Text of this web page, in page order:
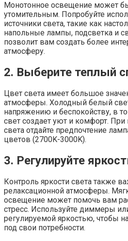
Монотонное освещение может
утомительным. Попробуйте
источники света, такие как
напольные лампы, подсветка и
позволит вам создать более
атмосферу.
2. Выберите теплый
Цвет света имеет большое
атмосферы. Холодный белый
напряжению и беспокойству, в
свет создает уют и комфорт.
света отдайте предпочтение
цветов (2700K-3000K).
3. Регулируйте
Контроль яркости света также
релаксационной атмосферы.
освещение может помочь вам
стресс. Используйте диммеры
регулируемой яркостью, чтобы
под свои потребности.